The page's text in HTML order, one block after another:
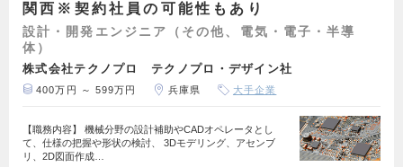
関西※契約社員の可能性もあり
設計・開発エンジニア（その他、電気・電子・半導
体）
株式会社テクノプロ テクノプロ・デザイン社
400万円 ～ 599万円 兵庫県 大手企業
【職務内容】 機械分野の設計補助やCADオペレータとし
て、仕様の把握や形状の検討、 3Dモデリング、アセンブ
リ、2D図面作成…